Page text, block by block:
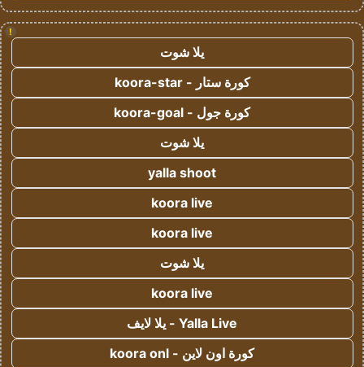
!
يلا شوت
كورة ستار - koora-star
كورة جول - koora-goal
يلا شوت
yalla shoot
koora live
koora live
يلا شوت
koora live
Yalla Live - يلا لايف
كورة اون لاين - koora onl